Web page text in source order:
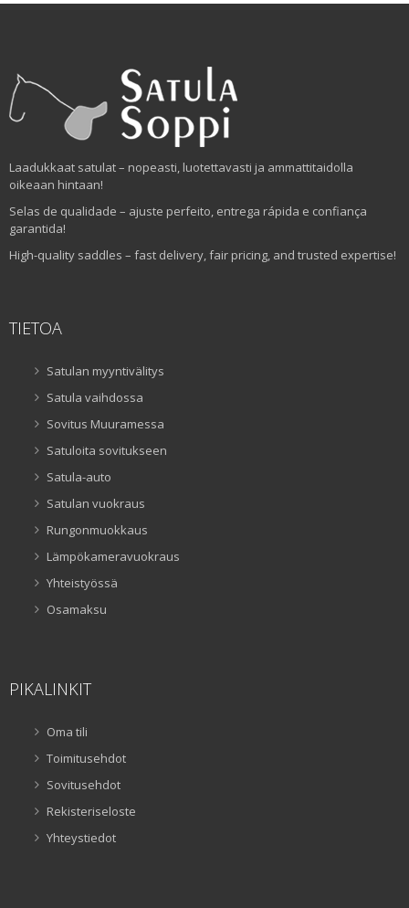
Laadukkaat satulat – nopeasti, luotettavasti ja ammattitaidolla
oikeaan hintaan!
Selas de qualidade – ajuste perfeito, entrega rápida e confiança
garantida!
High-quality saddles – fast delivery, fair pricing, and trusted expertise!
TIETOA
Satulan myyntivälitys
Satula vaihdossa
Sovitus Muuramessa
Satuloita sovitukseen
Satula-auto
Satulan vuokraus
Rungonmuokkaus
Lämpökameravuokraus
Yhteistyössä
Osamaksu
PIKALINKIT
Oma tili
Toimitusehdot
Sovitusehdot
Rekisteriseloste
Yhteystiedot